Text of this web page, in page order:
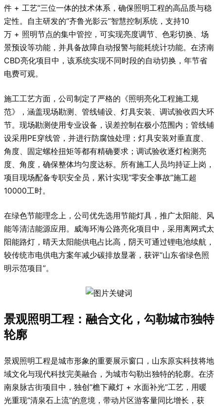
件 + 工艺”三位一体的技术体系，确保照明工程的高品质与稳
定性。自主研发的“齐鲁光影云”智慧控制系统，支持10
万 + 照明节点的集中管控，可实现亮度调节、色彩切换、场
景预设等功能，并具备故障自动报警与能耗统计功能。在济南
CBD亮化项目中，该系统实现不同时段的自动切换，年节省
电费可观。
施工工艺方面，公司制定了严格的《照明亮化工程施工规
范》，涵盖现场勘测、管线铺设、灯具安装、调试验收四大环
节。现场勘测使用专业设备，误差控制在极小范围内；管线铺
设采用PE穿线管，并进行防腐蚀处理；灯具安装对垂直度、
角度、固定螺栓扭矩等都有精确要求；调试验收逐灯检测亮
度、角度，确保整体均匀度达标。所有施工人员均持证上岗，
项目现场配备专职安全员，累计实现“零安全事故”施工超
10000工时。
在绿色节能理念上，公司优先选用节能灯具，推广太阳能、风
能等清洁能源应用。威海环海公路亮化项目中，采用离网式太
阳能路灯，晴天太阳能供电占比高，阴天可通过锂电池续航，
较传统市电供电方案年减少碳排放显著，获评“山东省绿色照
明示范项目”。
景观照明工程：融合文化，勾勒城市独特
轮廓
景观照明工程是城市形象的重要展示窗口，山东原实科技将地
域文化与现代科技完美融合，为城市勾勒出独特的轮廓。在济
南泉脉古街项目中，独创“檐下藏灯 + 水面补光”工艺，用暖
光重现“清泉石上流”的意境，带动片区游客量同比增长，获